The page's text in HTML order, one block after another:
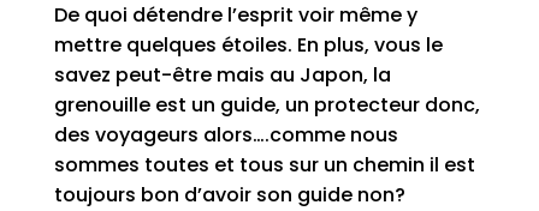
De quoi détendre l’esprit voir même y
mettre quelques étoiles. En plus, vous le
savez peut-être mais au Japon, la
grenouille est un guide, un protecteur donc,
des voyageurs alors….comme nous
sommes toutes et tous sur un chemin il est
toujours bon d’avoir son guide non?